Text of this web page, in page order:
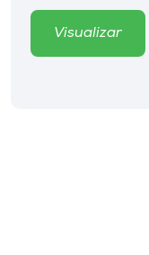
Editora
Visualizar